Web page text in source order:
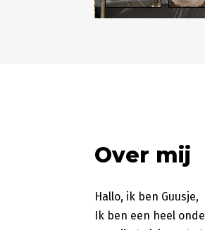
Over mij
Hallo, ik ben Guusje,
Ik ben een heel